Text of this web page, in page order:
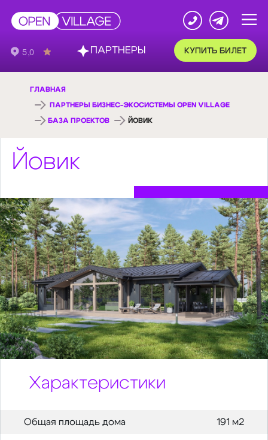
КУПИТЬ БИЛЕТ
ГЛАВНАЯ
ПАРТНЕРЫ БИЗНЕС-ЭКОСИСТЕМЫ OPEN VILLAGE
БАЗА ПРОЕКТОВ ЙОВИК
Йовик
Характеристики
Общая площадь дома 191 м2